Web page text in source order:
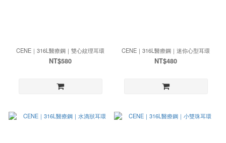
CENE｜316L醫療鋼｜雙心紋理耳環
NT$580
CENE｜316L醫療鋼｜迷你心型耳環
NT$480